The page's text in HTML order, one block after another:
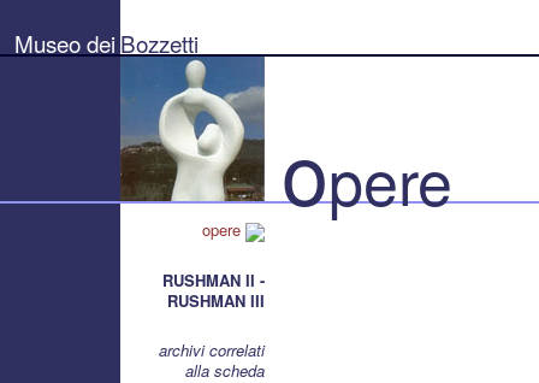
Bozzetti
"Pierluigi
Museo dei Bozzetti
opere
RUSHMAN II -
RUSHMAN III
archivi correlati
alla scheda
opere